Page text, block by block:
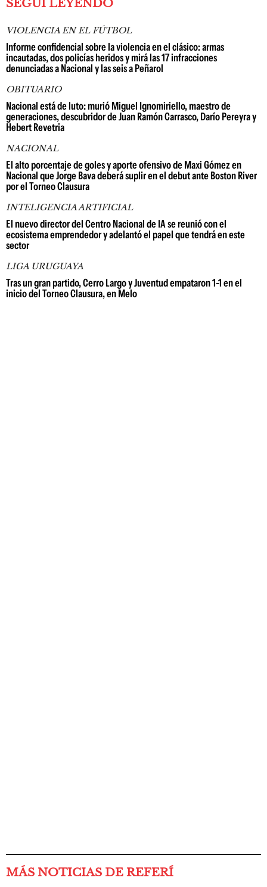
SEGUÍ LEYENDO
VIOLENCIA EN EL FÚTBOL
Informe confidencial sobre la violencia en el clásico: armas
incautadas, dos policías heridos y mirá las 17 infracciones
denunciadas a Nacional y las seis a Peñarol
OBITUARIO
Nacional está de luto: murió Miguel Ignomiriello, maestro de
generaciones, descubridor de Juan Ramón Carrasco, Darío Pereyra y
Hebert Revetria
NACIONAL
El alto porcentaje de goles y aporte ofensivo de Maxi Gómez en
Nacional que Jorge Bava deberá suplir en el debut ante Boston River
por el Torneo Clausura
INTELIGENCIA ARTIFICIAL
El nuevo director del Centro Nacional de IA se reunió con el
ecosistema emprendedor y adelantó el papel que tendrá en este
sector
LIGA URUGUAYA
Tras un gran partido, Cerro Largo y Juventud empataron 1-1 en el
inicio del Torneo Clausura, en Melo
MÁS NOTICIAS DE REFERÍ